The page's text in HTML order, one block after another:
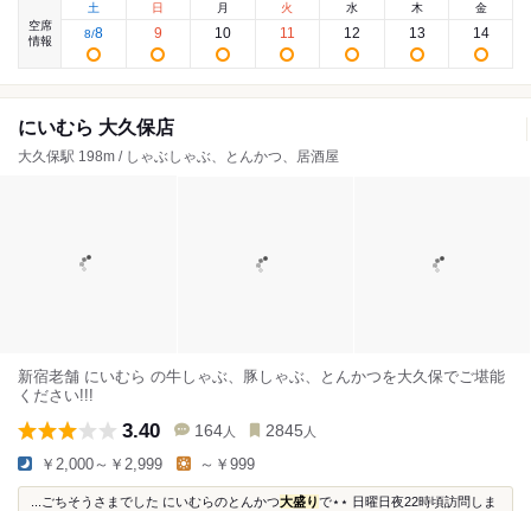
空席
情報
土
8/8
日
9
月
10
火
11
水
12
木
13
金
14
にいむら 大久保店
大久保駅 198m / しゃぶしゃぶ、とんかつ、居酒屋
新宿老舗 にいむら の牛しゃぶ、豚しゃぶ、とんかつを大久保でご堪能
ください!!!
3.40 164 人 2845 人
￥2,000～￥2,999 ～￥999
...ごちそうさまでした にいむらのとんかつ大盛りで⋆⋆ 日曜日夜22時頃訪問しま